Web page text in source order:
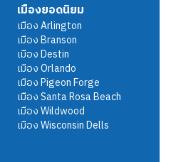
เมืองยอดนิยม
เมืองArlington
เมืองBranson
เมืองDestin
เมืองOrlando
เมืองPigeon Forge
เมืองSanta Rosa Beach
เมืองWildwood
เมืองWisconsin Dells